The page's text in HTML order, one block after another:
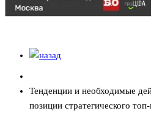
Тенденции и необходимые
позиции стратегического